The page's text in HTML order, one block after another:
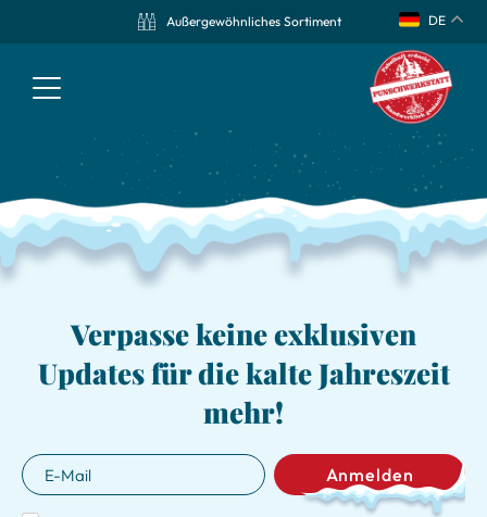
Außergewöhnliches Sortiment DE
Verpasse keine exklusiven
Updates für die kalte Jahreszeit
mehr!
Anmelden